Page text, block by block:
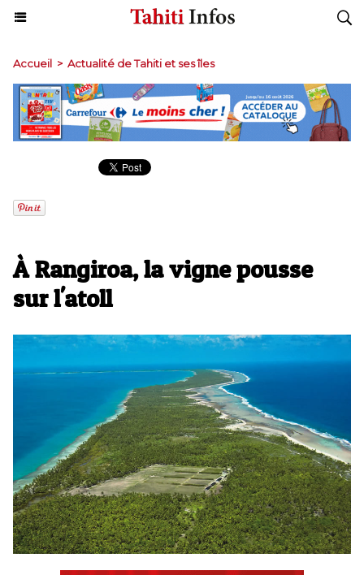
Accueil > Actualité de Tahiti et ses îles
À Rangiroa, la vigne pousse
sur l'atoll